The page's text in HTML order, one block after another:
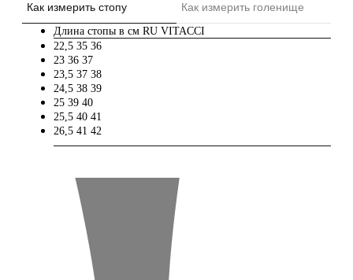
Как измерить стопу Как измерить голенище
Длина стопы в см RU VITACCI
22,5 35 36
23 36 37
23,5 37 38
24,5 38 39
25 39 40
25,5 40 41
26,5 41 42